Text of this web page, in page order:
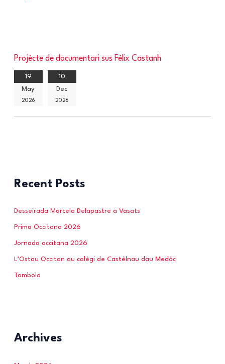
Projècte de documentari sus Fèlix Castanh
19
May
2026
10
Dec
2026
Recent Posts
Desseirada Marcela Delapastre a Vasats
Prima Occitana 2026
Jornada occitana 2026
L’Ostau Occitan au colègi de Castèlnau dau Medòc
Tombola
Archives